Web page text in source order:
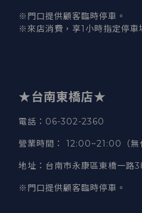
※門口提供顧客臨時停車。
※來店消費，享1小時指定停車
★台南東橋店★
電話 ：06-302-2360
營業時間 ： 12:00~21:00（無
地址 ：台南市永康區東橋一路
※門口提供顧客臨時停車。